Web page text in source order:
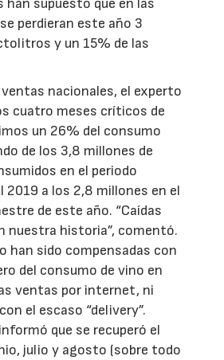
supuesto que en las
perdieran este año 3
y un 15% de las
nacionales, el experto
cuatro meses críticos de
un 26% del consumo
de los 3,8 millones de
en el periodo
2019 a los 2,8 millones en el
de este año. “Caídas
nuestra historia”, comentó.
han sido compensadas con
del consumo de vino en
ventas por internet, ni
el escaso “delivery”.
que se recuperó el
julio y agosto (sobre todo